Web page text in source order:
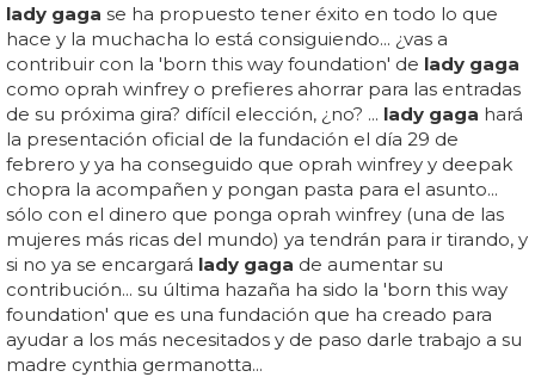
lady gaga se ha propuesto tener éxito en todo lo que
hace y la muchacha lo está consiguiendo... ¿vas a
contribuir con la 'born this way foundation' de lady gaga
como oprah winfrey o prefieres ahorrar para las entradas
de su próxima gira? difícil elección, ¿no? ... lady gaga hará
la presentación oficial de la fundación el día 29 de
febrero y ya ha conseguido que oprah winfrey y deepak
chopra la acompañen y pongan pasta para el asunto...
sólo con el dinero que ponga oprah winfrey (una de las
mujeres más ricas del mundo) ya tendrán para ir tirando, y
si no ya se encargará lady gaga de aumentar su
contribución... su última hazaña ha sido la 'born this way
foundation' que es una fundación que ha creado para
ayudar a los más necesitados y de paso darle trabajo a su
madre cynthia germanotta...